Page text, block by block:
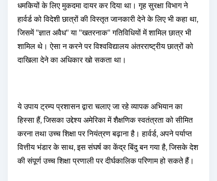
धमकियों के लिए मुकदमा दायर कर दिया था। गृह सुरक्षा विभाग ने
हार्वर्ड को विदेशी छात्रों की विस्तृत जानकारी देने के लिए भी कहा था,
जिसमें "ज्ञात अवैध" या "खतरनाक" गतिविधियों में शामिल छात्र भी
शामिल थे। ऐसा न करने पर विश्वविद्यालय अंतरराष्ट्रीय छात्रों को
दाखिला देने का अधिकार खो सकता था।
ये उपाय ट्रम्प प्रशासन द्वारा चलाए जा रहे व्यापक अभियान का
हिस्सा हैं, जिसका उद्देश्य अमेरिका में शैक्षणिक स्वतंत्रता को सीमित
करना तथा उच्च शिक्षा पर नियंत्रण बढ़ाना है। हार्वर्ड, अपने पर्याप्त
वित्तीय भंडार के साथ, इस संघर्ष का केंद्र बिंदु बन गया है, जिसके देश
की संपूर्ण उच्च शिक्षा प्रणाली पर दीर्घकालिक परिणाम हो सकते हैं।